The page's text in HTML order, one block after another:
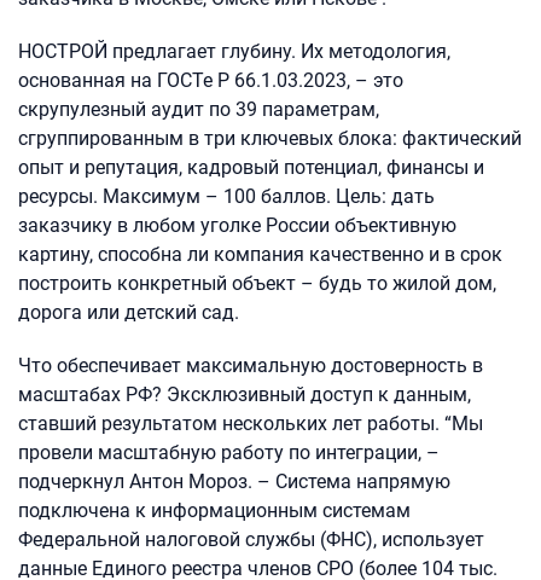
НОСТРОЙ предлагает глубину. Их методология,
основанная на ГОСТе Р 66.1.03.2023, – это
скрупулезный аудит по 39 параметрам,
сгруппированным в три ключевых блока: фактический
опыт и репутация, кадровый потенциал, финансы и
ресурсы. Максимум – 100 баллов. Цель: дать
заказчику в любом уголке России объективную
картину, способна ли компания качественно и в срок
построить конкретный объект – будь то жилой дом,
дорога или детский сад.
Что обеспечивает максимальную достоверность в
масштабах РФ? Эксклюзивный доступ к данным,
ставший результатом нескольких лет работы. “Мы
провели масштабную работу по интеграции, –
подчеркнул Антон Мороз. – Система напрямую
подключена к информационным системам
Федеральной налоговой службы (ФНС), использует
данные Единого реестра членов СРО (более 104 тыс.